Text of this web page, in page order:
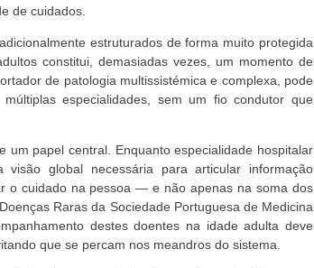
de cuidados.
estruturados de forma muito protegida
constitui, demasiadas vezes, um momento de
de patologia multissistémica e complexa, pode
especialidades, sem um fio condutor que
um papel central. Enquanto especialidade hospitalar
global necessária para articular informação
o cuidado na pessoa — e não apenas na soma dos
Raras da Sociedade Portuguesa de Medicina
destes doentes na idade adulta deve
que se percam nos meandros do sistema.